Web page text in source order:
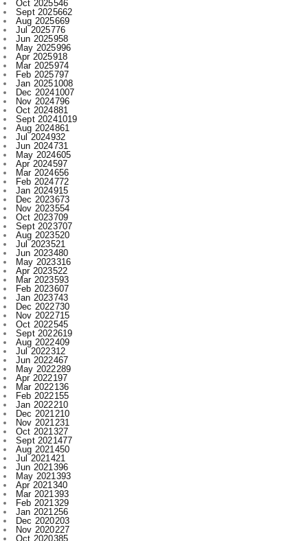
May 2025996
Apr 2025918
Mar 2025974
Feb 2025797
Jan 20251008
Dec 20241007
Nov 2024796
Oct 2024881
Sept 20241019
Aug 2024861
Jul 2024932
Jun 2024731
May 2024605
Apr 2024597
Mar 2024656
Feb 2024772
Jan 2024915
Dec 2023673
Nov 2023554
Oct 2023709
Sept 2023707
Aug 2023520
Jul 2023521
Jun 2023480
May 2023316
Apr 2023522
Mar 2023593
Feb 2023607
Jan 2023743
Dec 2022730
Nov 2022715
Oct 2022545
Sept 2022619
Aug 2022409
Jul 2022312
Jun 2022467
May 2022289
Apr 2022197
Mar 2022136
Feb 2022155
Jan 2022210
Dec 2021210
Nov 2021231
Oct 2021327
Sept 2021477
Aug 2021450
Jul 2021421
Jun 2021396
May 2021393
Apr 2021340
Mar 2021393
Feb 2021329
Jan 2021256
Dec 2020203
Nov 2020227
Oct 2020385
Sept 2020533
Aug 2020284
Jul 2020166
Jun 20201